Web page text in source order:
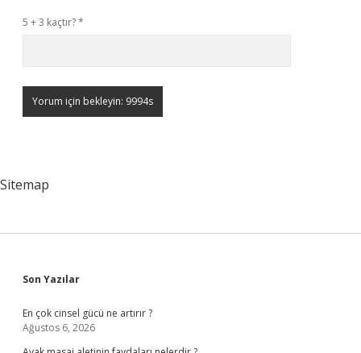
5 + 3 kaçtır?*
Sitemap
Sidebar
Son Yazılar
En çok cinsel gücü ne artırır ?
Ağustos 6, 2026